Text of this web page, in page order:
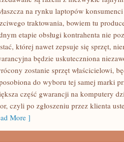
na rynku laptopów
traktowania, bowiem tu
etapie obsługi kontrahenta nie
której nawet zepsuje się sprzęt,
będzie uskuteczniona
zostanie sprzęt właścicielowi,
do wyboru tej samej marki
część gwarancji na komputery
czyli po zgłoszeniu przez klienta
More ]